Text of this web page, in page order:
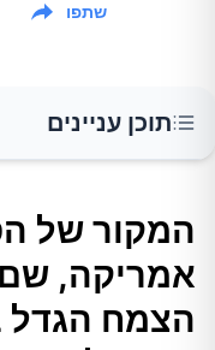
שתפו
תוכן עניינים
מכינים אותה
בברזיל ופרגוואי.
היא הרבה יותר
שונים. על כך
המקור של
אמריקה, שם
הצמח הגדל